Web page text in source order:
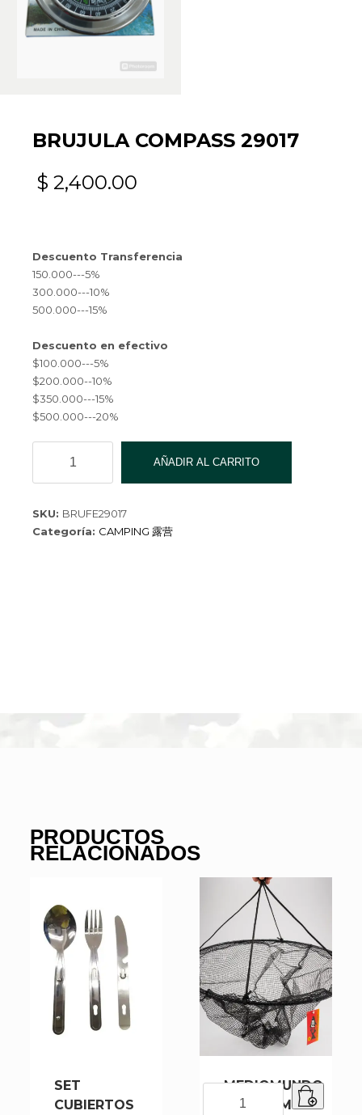
BRUJULA COMPASS 29017
$ 2,400.00
Descuento Transferencia
150.000---5%
300.000---10%
500.000---15%
Descuento en efectivo
$100.000---5%
$200.000--10%
$350.000---15%
$500.000---20%
COMPASS
29017
AÑADIR AL CARRITO
SKU: BRUFE29017
Categoría: CAMPING 露营
PRODUCTOS
RELACIONADOS
SET
CUBIERTOS
MEDIOMUNDO
N75 75CM
MEDIOMUNDO